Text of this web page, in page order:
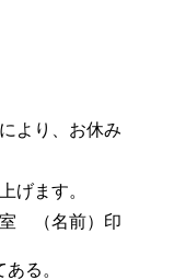
より、お休み
げます。
）印
る。